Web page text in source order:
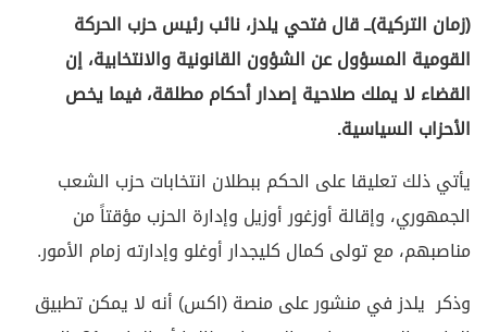
(زمان التركية)ــ قال فتحي يلدز، نائب رئيس حزب الحركة
القومية المسؤول عن الشؤون القانونية والانتخابية، إن
القضاء لا يملك صلاحية إصدار أحكام مطلقة، فيما يخص
الأحزاب السياسية.
يأتي ذلك تعليقا على الحكم ببطلان انتخابات حزب الشعب
الجمهوري، وإقالة أوزغور أوزيل وإدارة الحزب مؤقتاً من
مناصبهم، مع تولى كمال كليجدار أوغلو وإدارته زمام الأمور.
وذكر يلدز في منشور على منصة (اكس) أنه لا يمكن تطبيق